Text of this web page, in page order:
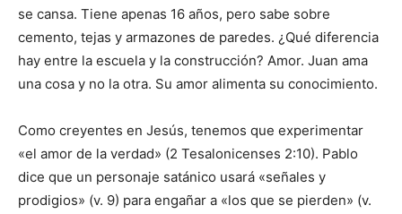
se cansa. Tiene apenas 16 años, pero sabe sobre
cemento, tejas y armazones de paredes. ¿Qué diferencia
hay entre la escuela y la construcción? Amor. Juan ama
una cosa y no la otra. Su amor alimenta su conocimiento.
Como creyentes en Jesús, tenemos que experimentar
«el amor de la verdad» (2 Tesalonicenses 2:10). Pablo
dice que un personaje satánico usará «señales y
prodigios» (v. 9) para engañar a «los que se pierden» (v.